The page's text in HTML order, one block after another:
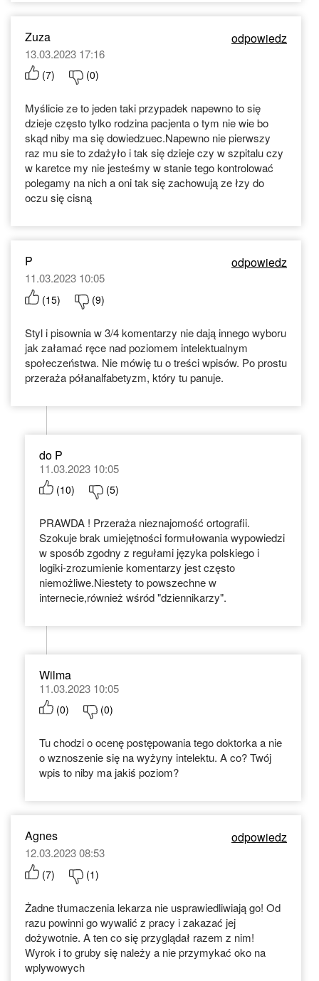
Zuza odpowiedz
13.03.2023 17:16
(7) (0)
Myślicie ze to jeden taki przypadek napewno to się
dzieje często tylko rodzina pacjenta o tym nie wie bo
skąd niby ma się dowiedzuec.Napewno nie pierwszy
raz mu sie to zdażyło i tak się dzieje czy w szpitalu czy
w karetce my nie jesteśmy w stanie tego kontrolować
polegamy na nich a oni tak się zachowują ze łzy do
oczu się cisną
P odpowiedz
11.03.2023 10:05
(15) (9)
Styl i pisownia w 3/4 komentarzy nie dają innego wyboru
jak załamać ręce nad poziomem intelektualnym
społeczeństwa. Nie mówię tu o treści wpisów. Po prostu
przeraża półanalfabetyzm, który tu panuje.
do P
11.03.2023 10:05
(10) (5)
PRAWDA ! Przeraża nieznajomość ortografii.
Szokuje brak umiejętności formułowania wypowiedzi
w sposób zgodny z regułami języka polskiego i
logiki-zrozumienie komentarzy jest często
niemożliwe.Niestety to powszechne w
internecie,również wśród "dziennikarzy".
Wilma
11.03.2023 10:05
(0) (0)
Tu chodzi o ocenę postępowania tego doktorka a nie
o wznoszenie się na wyżyny intelektu. A co? Twój
wpis to niby ma jakiś poziom?
Agnes odpowiedz
12.03.2023 08:53
(7) (1)
Żadne tłumaczenia lekarza nie usprawiedliwiają go! Od
razu powinni go wywalić z pracy i zakazać jej
dożywotnie. A ten co się przyglądał razem z nim!
Wyrok i to gruby się należy a nie przymykać oko na
wplywowych